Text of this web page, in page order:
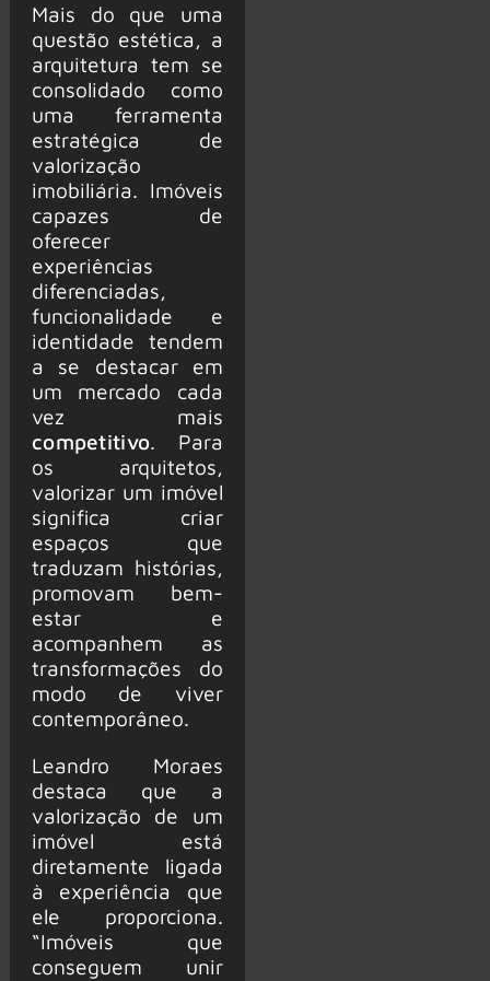
Mais do que uma
questão estética, a
arquitetura tem se
consolidado como
uma ferramenta
estratégica de
valorização
imobiliária. Imóveis
capazes de
oferecer
experiências
diferenciadas,
funcionalidade e
identidade tendem
a se destacar em
um mercado cada
vez mais
competitivo. Para
os arquitetos,
valorizar um imóvel
significa criar
espaços que
traduzam histórias,
promovam bem-
estar e
acompanhem as
transformações do
modo de viver
contemporâneo.
Leandro Moraes
destaca que a
valorização de um
imóvel está
diretamente ligada
à experiência que
ele proporciona.
“Imóveis que
conseguem unir